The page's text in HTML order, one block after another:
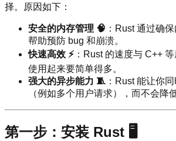
择。原因如下：
安全的内存管理 🧠 ：Rust 通过确
帮助预防 bug 和崩溃。
快速高效 ⚡：Rust 的速度与 C++
使用起来要简单得多。
强大的异步能力 🧵 ：Rust 能让你
（例如多个用户请求），而不会降
第一步：安装 Rust 🖥️